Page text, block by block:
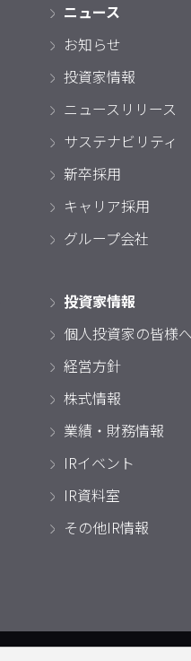
ニュース
お知らせ
投資家情報
ニュースリリース
サステナビリティ
新卒採用
キャリア採用
グループ会社
投資家情報
個人投資家の皆様へ
経営方針
株式情報
業績・財務情報
IRイベント
IR資料室
その他IR情報